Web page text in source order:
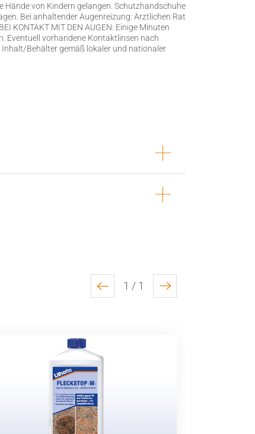
Hände von Kindern gelangen. Schutzhandschuhe
Bei anhaltender Augenreizung: Ärztlichen Rat
KONTAKT MIT DEN AUGEN: Einige Minuten
Eventuell vorhandene Kontaktlinsen nach
Behälter gemäß lokaler und nationaler
previous
1 / 1
next